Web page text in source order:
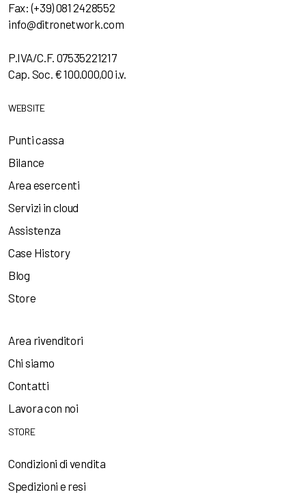
Fax: (+39) 081 2428552
info@ditronetwork.com
P.IVA/C.F. 07535221217
Cap. Soc. € 100.000,00 i.v.
WEBSITE
Punti cassa
Bilance
Area esercenti
Servizi in cloud
Assistenza
Case History
Blog
Store
Area rivenditori
Chi siamo
Contatti
Lavora con noi
STORE
Condizioni di vendita
Spedizioni e resi